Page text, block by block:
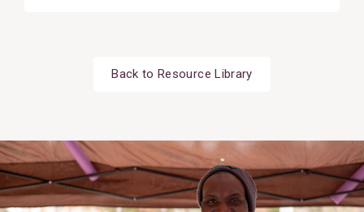
Back to Resource Library